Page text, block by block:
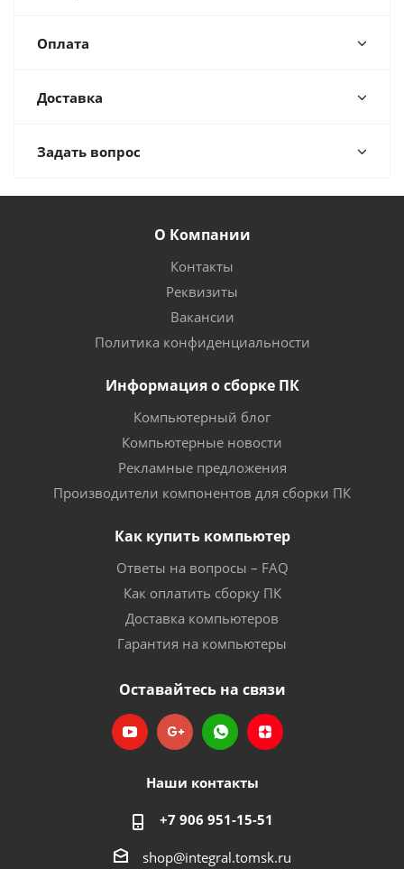
Оплата
Доставка
Задать вопрос
О Компании
Контакты
Реквизиты
Вакансии
Политика конфиденциальности
Информация о сборке ПК
Компьютерный блог
Компьютерные новости
Рекламные предложения
Производители компонентов для сборки ПК
Как купить компьютер
Ответы на вопросы – FAQ
Как оплатить сборку ПК
Доставка компьютеров
Гарантия на компьютеры
Оставайтесь на связи
Наши контакты
+7 906 951-15-51
shop@integral.tomsk.ru